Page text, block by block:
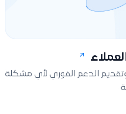
الدعم الفوري لأي مشكلة